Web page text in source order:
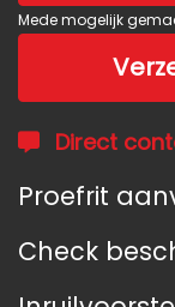
Mede mogelijk
Direct
Proefrit
Check